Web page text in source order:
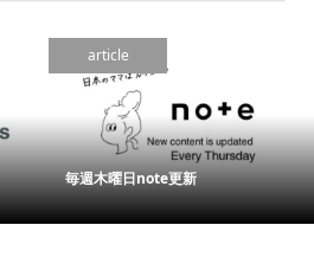
article
毎週木曜日note更新